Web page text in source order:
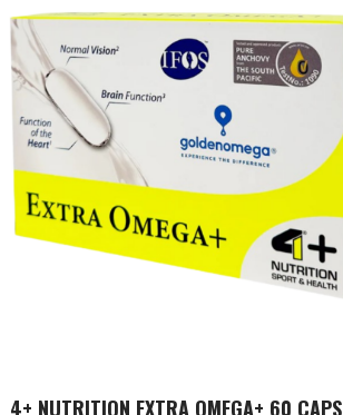
4+ NUTRITION EXTRA OMEGA+ 60 CAPS